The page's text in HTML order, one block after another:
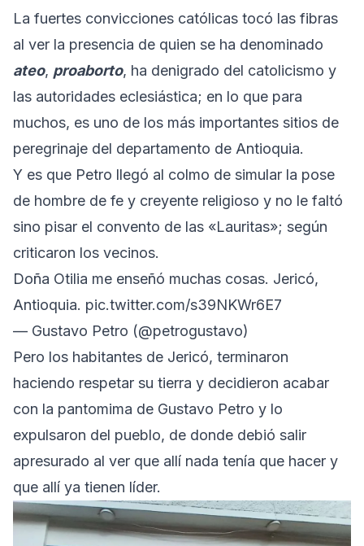
La fuertes convicciones católicas tocó las fibras
al ver la presencia de quien se ha denominado
ateo, proaborto, ha denigrado del catolicismo y
las autoridades eclesiástica; en lo que para
muchos, es uno de los más importantes sitios de
peregrinaje del departamento de Antioquia.
Y es que Petro llegó al colmo de simular la pose
de hombre de fe y creyente religioso y no le faltó
sino pisar el convento de las «Lauritas»; según
criticaron los vecinos.
Doña Otilia me enseñó muchas cosas. Jericó,
Antioquia. pic.twitter.com/s39NKWr6E7
— Gustavo Petro (@petrogustavo)
Pero los habitantes de Jericó, terminaron
haciendo respetar su tierra y decidieron acabar
con la pantomima de Gustavo Petro y lo
expulsaron del pueblo, de donde debió salir
apresurado al ver que allí nada tenía que hacer y
que allí ya tienen líder.